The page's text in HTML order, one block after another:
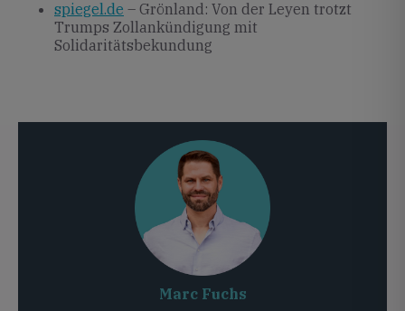
spiegel.de – Grönland: Von der Leyen trotzt
Trumps Zollankündigung mit
Solidaritätsbekundung
Marc Fuchs